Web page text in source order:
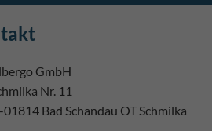
GmbH
Nr. 11
01814 Bad Schandau OT Schmilka